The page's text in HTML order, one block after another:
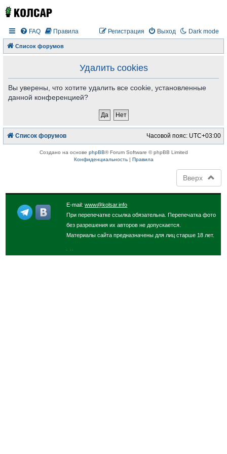
Dark mode
FAQ Правила Выход
Регистрация
Список форумов
Удалить cookies
Вы уверены, что хотите удалить все cookie, установленные
данной конференцией?
Список форумов Часовой пояс: UTC+03:00
Создано на основе phpBB® Forum Software © phpBB Limited
Конфиденциальность| Правила
Вверх
E-mail:www@kolsar.info
При перепечатке ссылка обязательна. Перепечатка фото
без разрешения их авторов не допускается.
Материалы сайта предназначены для лиц старше 18 лет.